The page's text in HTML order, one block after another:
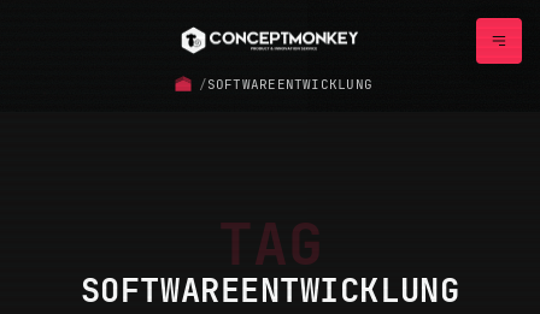
/SOFTWAREENTWICKLUNG
TAG
SOFTWAREENTWICKLUNG